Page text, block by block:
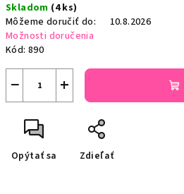
cena:
Skladom (4 ks)
Môžeme doručiť do:
10.8.2026
Možnosti doručenia
Kód: 890
+
−
Opýtať sa Zdieľať